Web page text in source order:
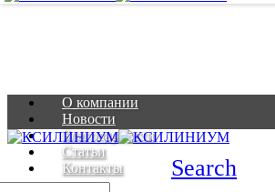
О компании
Новости
Благодарности
Статьи
Контакты
Search